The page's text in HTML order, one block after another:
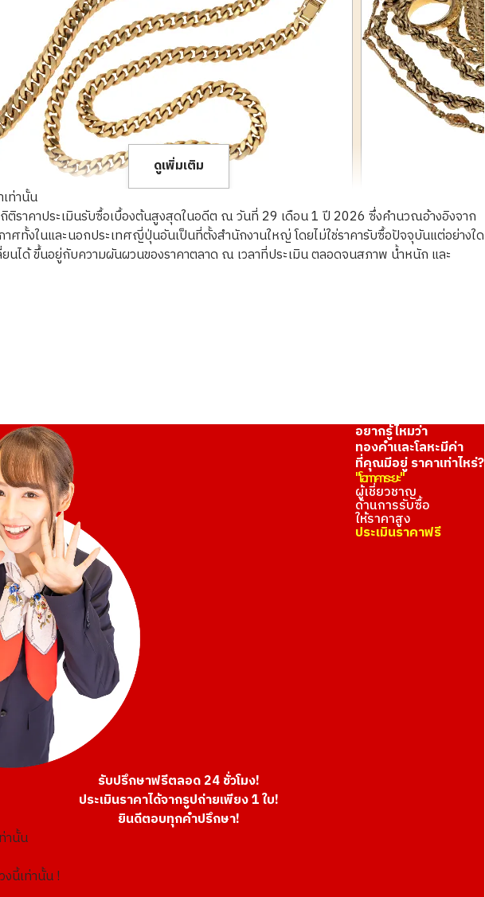
ดูเพิ่มเติม
ท่านั้น
ติราคาประเมินรับซื้อเบื้องต้นสูงสุดในอดีต ณ วันที่ 29 เดือน 1 ปี 2026 ซึ่งคำนวณอ้างอิงจาก
าศทั้งในและนอกประเทศญี่ปุ่นอันเป็นที่ตั้งสำนักงานใหญ่ โดยไม่ใช่ราคารับซื้อปัจจุบันแต่อย่างใด
ยนได้ ขึ้นอยู่กับความผันผวนของราคาตลาด ณ เวลาที่ประเมิน ตลอดจนสภาพ น้ำหนัก และ
อยากรู้ไหมว่า
ทองคำและโลหะมีค่า
ที่คุณมีอยู่ ราคาเท่าไหร่?
"โอทาคาระยะ"
ผู้เชี่ยวชาญ
ด้านการรับซื้อ
ให้ราคาสูง
ประเมินราคาฟรี
รับปรึกษาฟรีตลอด 24 ชั่วโมง!
ประเมินราคาได้จากรูปถ่ายเพียง 1 ใบ!
ยินดีตอบทุกคำปรึกษา!
านั้น
นี้เท่านั้น !